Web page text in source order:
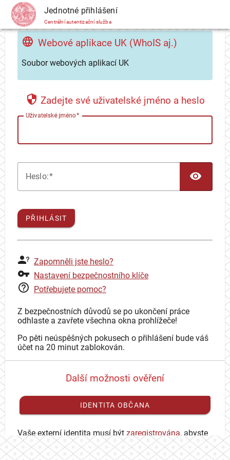
CAS Jednotné přihlášení
Centrální autentizační služba
Webové aplikace UK (WhoIS aj.)
Soubor webových aplikací UK
Zadejte své uživatelské jméno a heslo
Uživatelské jméno
Heslo:
PŘIHLÁSIT
Zapomněli jste heslo?
Nastavení bezpečnostního klíče
Potřebujete pomoc?
Z bezpečnostních důvodů se po ukončení práce
odhlaste a zavřete všechna okna prohlížeče!
Po pěti neúspěšných pokusech o přihlášení bude váš
účet na 20 minut zablokován.
Další možnosti ověření
IDENTITA OBČANA
Vaše externí identita musí být zaregistrována, abyste
se mohli přihlásit ke svému CAS účtu.